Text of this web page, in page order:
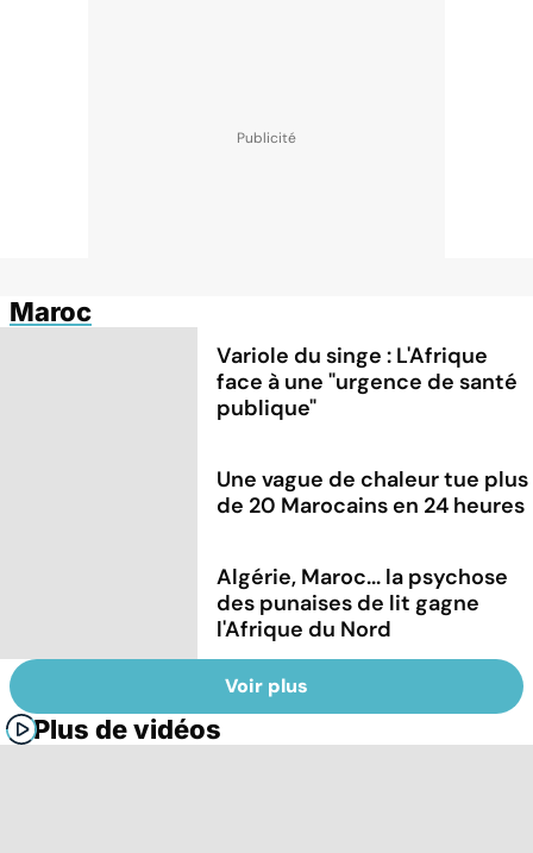
Maroc
Variole du singe : L'Afrique
face à une "urgence de santé
publique"
Une vague de chaleur tue plus
de 20 Marocains en 24 heures
Algérie, Maroc... la psychose
des punaises de lit gagne
l'Afrique du Nord
Voir plus
Plus de vidéos